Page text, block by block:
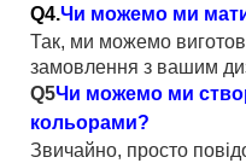
Q4.Чи можемо ми
Так, ми можемо
замовлення з вашим
Q5Чи можемо ми
кольорами?
Звичайно, просто